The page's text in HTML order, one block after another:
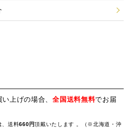
上げの場合、全国送料無料でお届
、送料660円頂戴いたします 。（※北海道・沖